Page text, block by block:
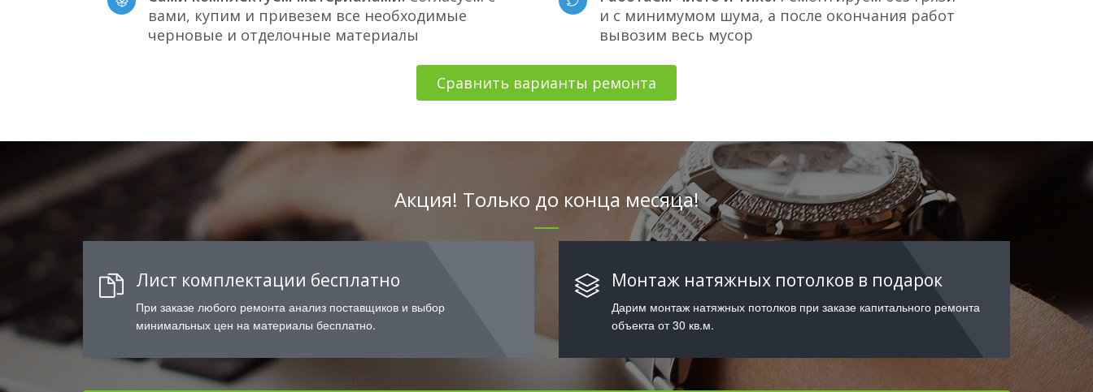
вами, купим и привезем все необходимые
черновые и отделочные материалы
и с минимумом шума, а после окончания работ
вывозим весь мусор
Сравнить варианты ремонта
Акция! Только до конца месяца!
Лист комплектации бесплатно
При заказе любого ремонта анализ поставщиков и выбор
минимальных цен на материалы бесплатно.
Монтаж натяжных потолков в подарок
Дарим монтаж натяжных потолков при заказе капитального ремонта
объекта от 30 кв.м.